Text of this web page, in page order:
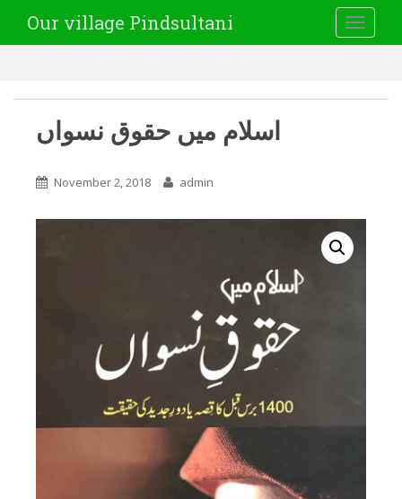
Our village Pindsultani
اسلام میں حقوق نسواں
November 2, 2018 admin